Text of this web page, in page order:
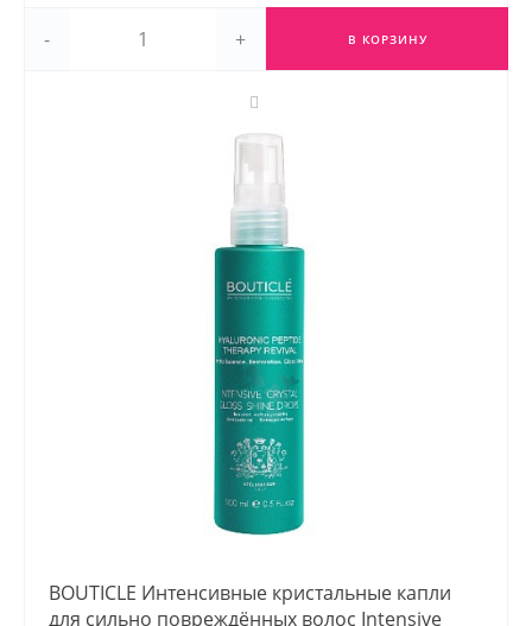
- + В КОРЗИНУ
BOUTICLE Интенсивные кристальные капли
для сильно повреждённых волос Intensive